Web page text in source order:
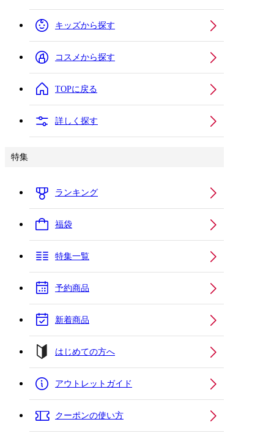
キッズから探す
コスメから探す
TOPに戻る
詳しく探す
特集
ランキング
福袋
特集一覧
予約商品
新着商品
はじめての方へ
アウトレットガイド
クーポンの使い方